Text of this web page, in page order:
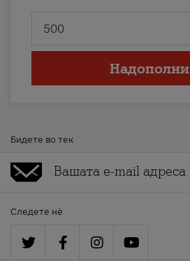
Надополни
Бидете во тек
Следете нè